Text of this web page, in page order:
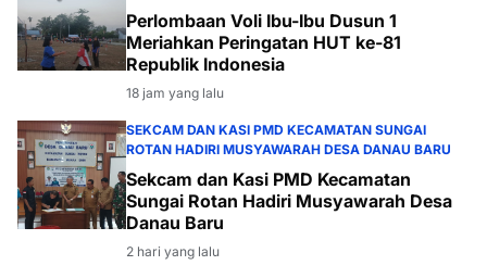
Perlombaan Voli Ibu-Ibu Dusun 1
Meriahkan Peringatan HUT ke-81
Republik Indonesia
18 jam yang lalu
SEKCAM DAN KASI PMD KECAMATAN SUNGAI
ROTAN HADIRI MUSYAWARAH DESA DANAU BARU
Sekcam dan Kasi PMD Kecamatan
Sungai Rotan Hadiri Musyawarah Desa
Danau Baru
2 hari yang lalu